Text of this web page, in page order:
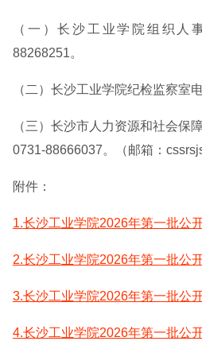
（一）长沙工业学院组织人
88268251。
（二）长沙工业学院纪检监察室
（三）长沙市人力资源和社会保
0731-88666037。（邮箱：
附件：
1.长沙工业学院2026年第一批公
2.长沙工业学院2026年第一批公
3.长沙工业学院2026年第一批公
4.长沙工业学院2026年第一批公